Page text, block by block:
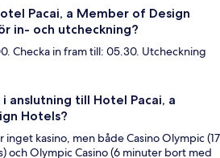
Pacai, a Member of Design
in- och utcheckning?
Checka in fram till: 05.30. Utcheckning
i anslutning till Hotel Pacai, a
Hotels?
kasino, men både Casino Olympic (17
och Olympic Casino (6 minuter bort med